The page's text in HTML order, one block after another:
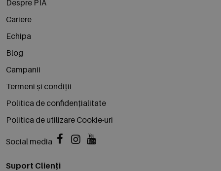
Despre PIA
Cariere
Echipa
Blog
Campanii
Termeni și condiții
Politica de confidențialitate
Politica de utilizare Cookie-uri
Social media
Suport Clienți